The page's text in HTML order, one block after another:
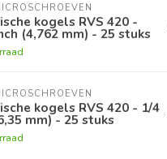
kogels RVS 420 -
(4,762 mm) - 25 stuks
kogels RVS 420 - 1/4
mm) - 25 stuks